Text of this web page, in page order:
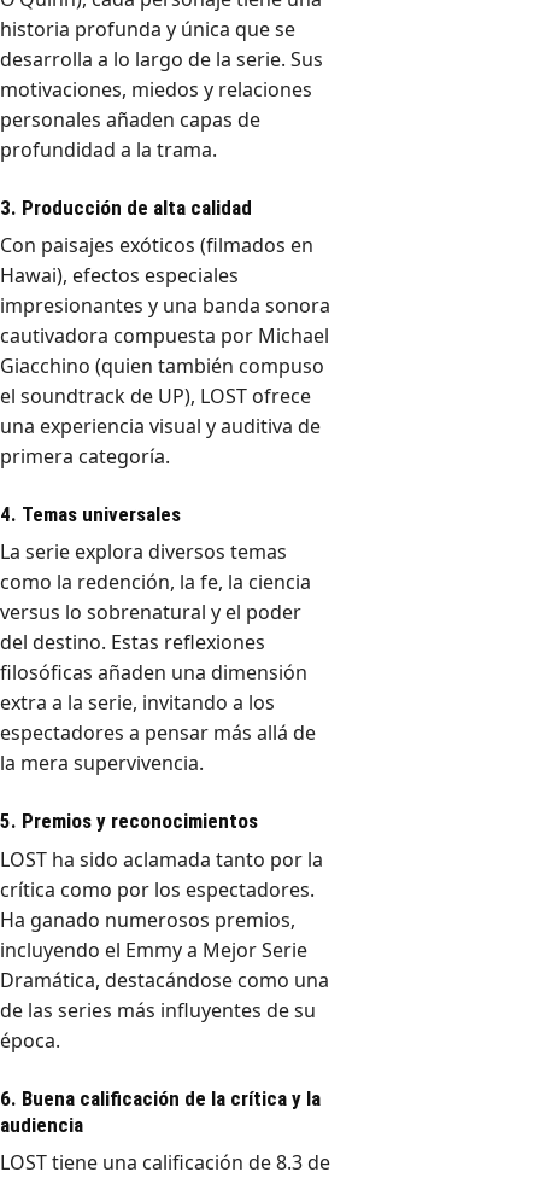
historia profunda y única que se
desarrolla a lo largo de la serie. Sus
motivaciones, miedos y relaciones
personales añaden capas de
profundidad a la trama.
3. Producción de alta calidad
Con paisajes exóticos (filmados en
Hawai), efectos especiales
impresionantes y una banda sonora
cautivadora compuesta por Michael
Giacchino (quien también compuso
el soundtrack de UP), LOST ofrece
una experiencia visual y auditiva de
primera categoría.
4. Temas universales
La serie explora diversos temas
como la redención, la fe, la ciencia
versus lo sobrenatural y el poder
del destino. Estas reflexiones
filosóficas añaden una dimensión
extra a la serie, invitando a los
espectadores a pensar más allá de
la mera supervivencia.
5. Premios y reconocimientos
LOST ha sido aclamada tanto por la
crítica como por los espectadores.
Ha ganado numerosos premios,
incluyendo el Emmy a Mejor Serie
Dramática, destacándose como una
de las series más influyentes de su
época.
6. Buena calificación de la crítica y la
audiencia
LOST tiene una calificación de 8.3 de